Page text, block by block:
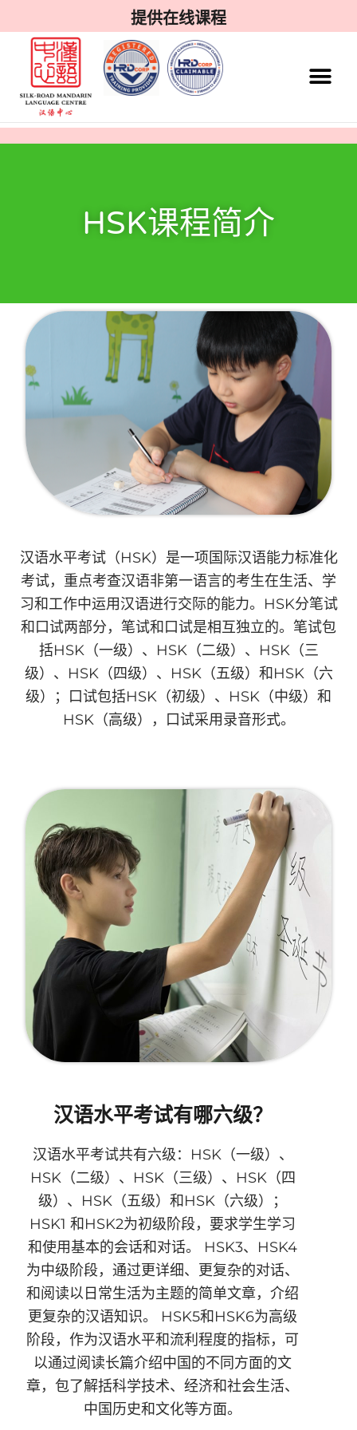
提供在线课程
HSK课程简介
汉语水平考试（HSK）是一项国际汉语能力标准化
考试，重点考查汉语非第一语言的考生在生活、学
习和工作中运用汉语进行交际的能力。HSK分笔试
和口试两部分，笔试和口试是相互独立的。笔试包
括HSK（一级）、HSK（二级）、HSK（三
级）、HSK（四级）、HSK（五级）和HSK（六
级）；口试包括HSK（初级）、HSK（中级）和
HSK（高级），口试采用录音形式。
汉语水平考试有哪六级？
汉语水平考试共有六级：HSK（一级）、
HSK（二级）、HSK（三级）、HSK（四
级）、HSK（五级）和HSK（六级）；
HSK1 和HSK2为初级阶段，要求学生学习
和使用基本的会话和对话。 HSK3、HSK4
为中级阶段，通过更详细、更复杂的对话、
和阅读以日常生活为主题的简单文章，介绍
更复杂的汉语知识。 HSK5和HSK6为高级
阶段，作为汉语水平和流利程度的指标，可
以通过阅读长篇介绍中国的不同方面的文
章，包了解括科学技术、经济和社会生活、
中国历史和文化等方面。